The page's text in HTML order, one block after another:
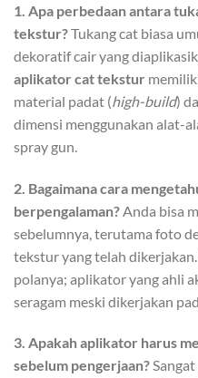
1. Apa perbedaan antara
tekstur?Tukang cat biasa
dekoratif cair yang
aplikator cat tekstur
material padat (high-build)
dimensi menggunakan alat-
spray gun.
2. Bagaimana cara
berpengalaman? Anda bisa
sebelumnya, terutama foto
tekstur yang telah
polanya; aplikator yang ahli
seragam meski dikerjakan
3. Apakah aplikator harus
sebelum pengerjaan?